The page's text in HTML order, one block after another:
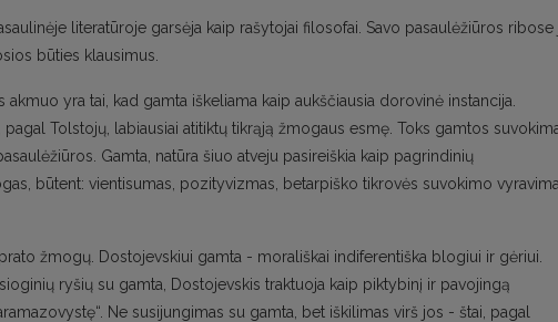
literatūroje garsėja kaip rašytojai filosofai. Savo pasaulėžiūros ribose
būties klausimus.
yra tai, kad gamta iškeliama kaip aukščiausia dorovinė instancija.
Tolstojų, labiausiai atitiktų tikrąją žmogaus esmę. Toks gamtos
Gamta, natūra šiuo atveju pasireiškia kaip pagrindinių
būtent: vientisumas, pozityvizmas, betarpiško tikrovės suvokimo
žmogų. Dostojevskiui gamta - morališkai indiferentiška blogiui ir gėriui.
ryšių su gamta, Dostojevskis traktuoja kaip piktybinį ir pavojingą
Ne susijungimas su gamta, bet iškilimas virš jos - štai, pagal